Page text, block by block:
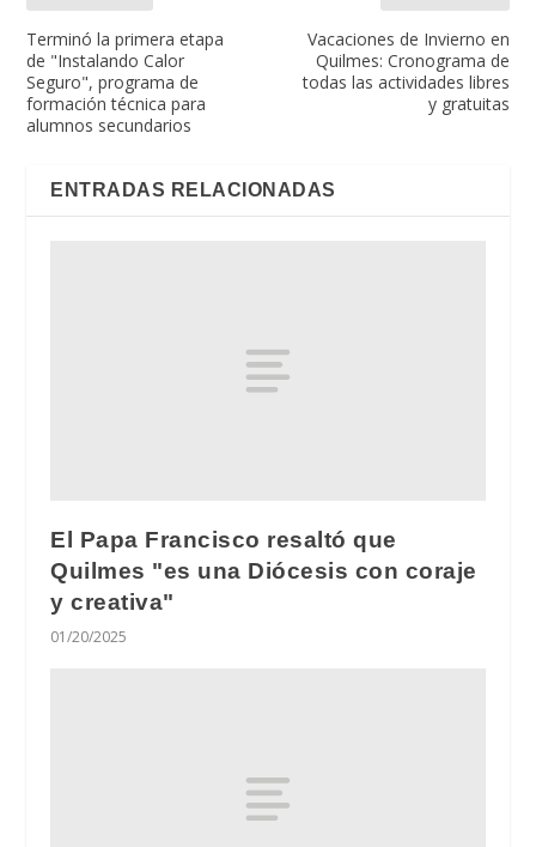
Terminó la primera etapa
de "Instalando Calor
Seguro", programa de
formación técnica para
alumnos secundarios
Vacaciones de Invierno en
Quilmes: Cronograma de
todas las actividades libres
y gratuitas
ENTRADAS RELACIONADAS
El Papa Francisco resaltó que
Quilmes "es una Diócesis con coraje
y creativa"
01/20/2025